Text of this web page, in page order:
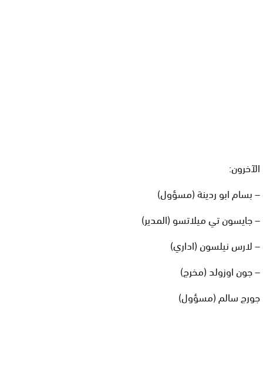
الآخرون:
– بسام ابو ردينة (مسؤول)
– جايسون تي ميلاتسو (المدير)
– لارس نيلسون (اداري)
– جون اوزولد (مخرج)
جورج سالم (مسؤول)